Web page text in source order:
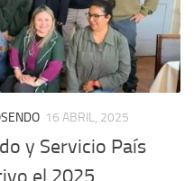
16 ABRIL, 2025
y Servicio País